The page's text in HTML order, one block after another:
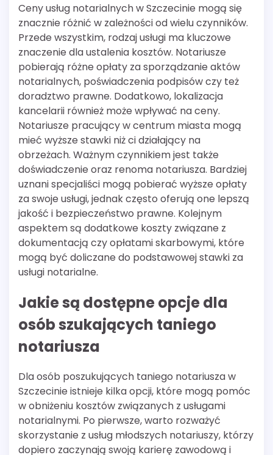
Ceny usług notarialnych w Szczecinie mogą się
znacznie różnić w zależności od wielu czynników.
Przede wszystkim, rodzaj usługi ma kluczowe
znaczenie dla ustalenia kosztów. Notariusze
pobierają różne opłaty za sporządzanie aktów
notarialnych, poświadczenia podpisów czy też
doradztwo prawne. Dodatkowo, lokalizacja
kancelarii również może wpływać na ceny.
Notariusze pracujący w centrum miasta mogą
mieć wyższe stawki niż ci działający na
obrzeżach. Ważnym czynnikiem jest także
doświadczenie oraz renoma notariusza. Bardziej
uznani specjaliści mogą pobierać wyższe opłaty
za swoje usługi, jednak często oferują one lepszą
jakość i bezpieczeństwo prawne. Kolejnym
aspektem są dodatkowe koszty związane z
dokumentacją czy opłatami skarbowymi, które
mogą być doliczane do podstawowej stawki za
usługi notarialne.
Jakie są dostępne opcje dla
osób szukających taniego
notariusza
Dla osób poszukujących taniego notariusza w
Szczecinie istnieje kilka opcji, które mogą pomóc
w obniżeniu kosztów związanych z usługami
notarialnymi. Po pierwsze, warto rozważyć
skorzystanie z usług młodszych notariuszy, którzy
dopiero zaczynają swoją karierę zawodową i